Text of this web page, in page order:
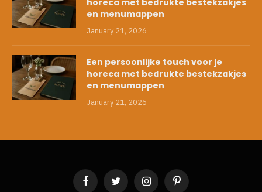
en menumappen
January 21, 2026
Een persoonlijke touch voor je
horeca met bedrukte bestekzakjes
en menumappen
January 21, 2026
FacebookTwitter InstagramPinterest